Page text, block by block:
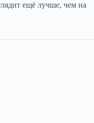
ещё лучше, чем на